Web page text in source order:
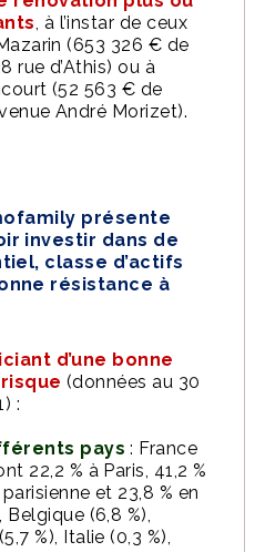
, à l’instar de ceux
(653 326 € de
rue d’Athis) ou à
(52 563 € de
André Morizet).
présente
investir dans de
classe d’actifs
résistance à
d’une bonne
(données au 30
:
pays : France
22,2 % à Paris, 41,2 %
et 23,8 % en
Belgique (6,8 %),
%), Italie (0,3 %),